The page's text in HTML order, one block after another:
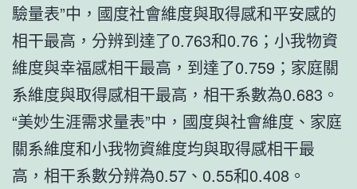
驗量表”中，國度社會維度與取得感和平安感的
相干最高，分辨到達了0.763和0.76；小我物資
維度與幸福感相干最高，到達了0.759；家庭關
系維度與取得感相干最高，相干系數為0.683。
“美妙生涯需求量表”中，國度與社會維度、家庭
關系維度和小我物資維度均與取得感相干最
高，相干系數分辨為0.57、0.55和0.408。